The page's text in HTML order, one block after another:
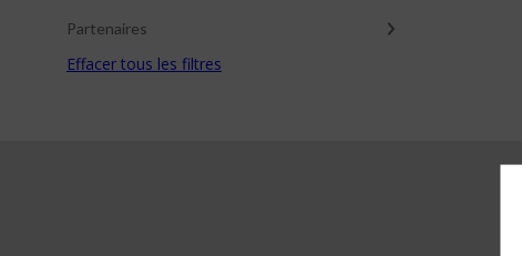
Partenaires
Effacer tous les filtres